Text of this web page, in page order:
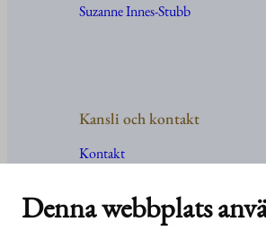
Denna webbplats
Suzanne Innes-Stubb
Kansli och kontakt
Kontakt
För media
Vanliga frågor och svar